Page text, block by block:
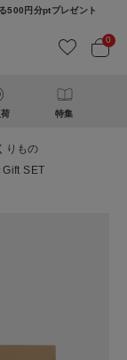
500円分ptプレゼント
0
特集
りもの
Gift SET